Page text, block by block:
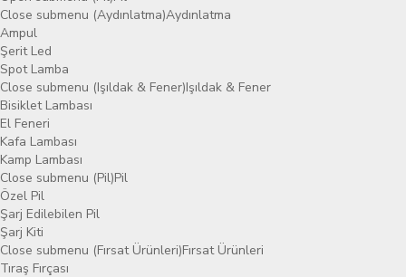
Close submenu (Aydınlatma)Aydınlatma
Ampul
Şerit Led
Spot Lamba
Close submenu (Işıldak & Fener)Işıldak & Fener
Bisiklet Lambası
El Feneri
Kafa Lambası
Kamp Lambası
Close submenu (Pil)Pil
Özel Pil
Şarj Edilebilen Pil
Şarj Kiti
Close submenu (Fırsat Ürünleri)Fırsat Ürünleri
Tıraş Fırçası